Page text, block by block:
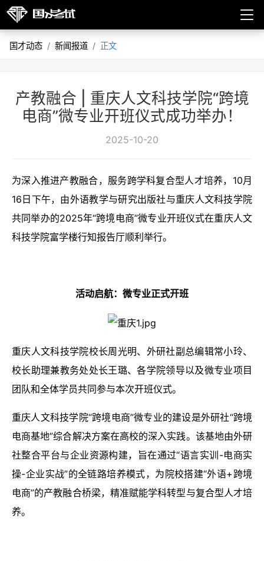
国才动态 新闻报道 正文
产教融合 | 重庆人文科技学院“跨境
电商”微专业开班仪式成功举办！
2025-10-20
为深入推进产教融合，服务跨学科复合型人才培养，10月
16日下午，由外语教学与研究出版社与重庆人文科技学院
共同举办的2025年“跨境电商”微专业开班仪式在重庆人文
科技学院富学楼行知报告厅顺利举行。
活动启航：微专业正式开班
重庆人文科技学院校长周光明、外研社副总编辑常小玲、
校长助理兼教务处处长王璐、各学院领导以及微专业项目
团队和全体学员共同参与本次开班仪式。
重庆人文科技学院“跨境电商”微专业的建设是外研社“跨境
电商基地”综合解决方案在高校的深入实践。该基地由外研
社整合平台与企业资源构建，旨在通过“语言实训-电商实
操-企业实战”的全链路培养模式，为院校搭建“外语+跨境
电商”的产教融合桥梁，精准赋能学科转型与复合型人才培
养。